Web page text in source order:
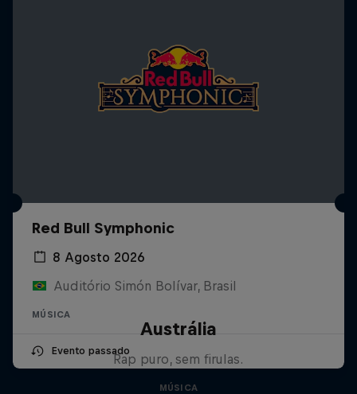
Red Bull Symphonic
8 Agosto 2026
Auditório Simón Bolívar, Brasil
MÚSICA
Evento passado
Austrália
Rap puro, sem firulas.
MÚSICA